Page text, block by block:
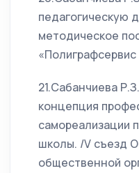
педагогическую
методическое
«Полиграфсервис
21.Сабанчиева
концепция
самореализации
школы. /V съезд
общественной